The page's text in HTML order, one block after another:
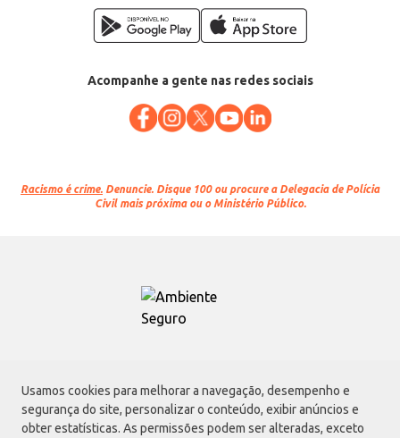
Usamos cookies para melhorar a navegação, desempenho e
segurança do site, personalizar o conteúdo, exibir anúncios e
obter estatísticas. As permissões podem ser alteradas, exceto
Acompanhe a gente nas redes sociais
Racismo é crime. Denuncie. Disque 100 ou procure a Delegacia de Polícia
Civil mais próxima ou o Ministério Público.
Atacadão S.A.
Avenida Morvan Dias de Figueiredo, 6169, Vila Maria, São Paulo - SP | CEP
02170-901 | CNPJ: 75.315.333/0001-09